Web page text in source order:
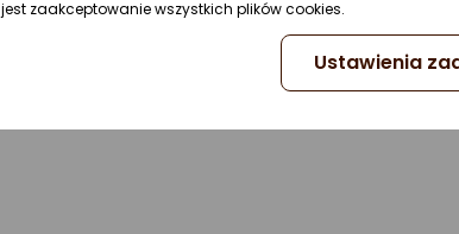
do rozpoczęcia zabawy:
zaakceptowanie wszystkich plików cookies.
Ustawienia